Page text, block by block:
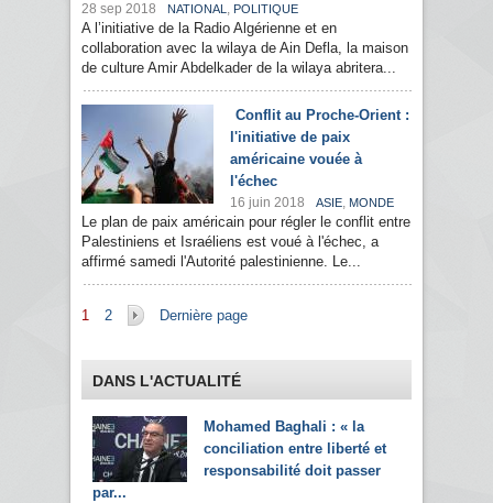
28 sep 2018 NATIONAL , POLITIQUE
A l’initiative de la Radio Algérienne et en
collaboration avec la wilaya de Ain Defla, la maison
de culture Amir Abdelkader de la wilaya abritera...
Conflit au Proche-Orient :
l'initiative de paix
américaine vouée à
l'échec
16 juin 2018 ASIE, MONDE
Le plan de paix américain pour régler le conflit entre
Palestiniens et Israéliens est voué à l'échec, a
affirmé samedi l'Autorité palestinienne. Le...
Pages
1 2 Dernière page
DANS L'ACTUALITÉ
Mohamed Baghali : « la
conciliation entre liberté et
responsabilité doit passer
par...